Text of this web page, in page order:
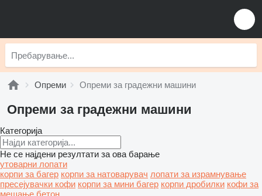
Опреми Опреми за градежни машини
Опреми за градежни машини
Категорија
Не се најдени резултати за ова барање
утоварни лопати
корпи за багер корпи за натоварувач лопати за израмнување
пресејувачки кофи корпи за мини багер корпи дробилки кофи за
мешање бетон